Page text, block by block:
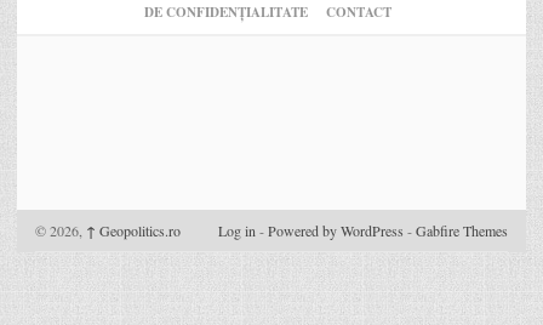
DE CONFIDENȚIALITATE
CONTACT
© 2026, ↑ Geopolitics.ro Log in -Powered by WordPress -Gabfire Themes